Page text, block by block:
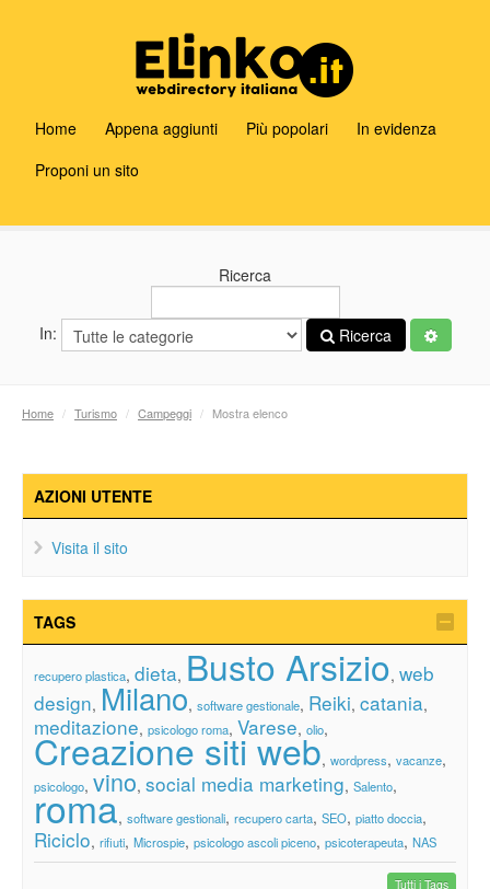
Home Appena aggiunti Più popolari
In evidenza
Proponi un sito
Ricerca
In: Ricerca
Home / Turismo / Campeggi / Mostra elenco
AZIONI UTENTE
Visita il sito
TAGS
recupero plastica, dieta, Busto Arsizio, web
design, Milano, software gestionale, Reiki, catania,
meditazione, psicologo roma, Varese, olio,
Creazione siti web, wordpress, vacanze,
psicologo, vino, social media marketing, Salento,
roma, software gestionali, recupero carta, SEO, piatto doccia,
Riciclo, rifiuti, Microspie, psicologo ascoli piceno, psicoterapeuta, NAS
Tutti i Tags